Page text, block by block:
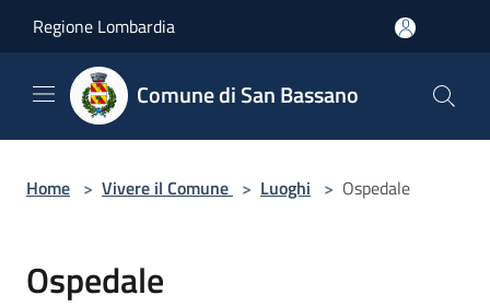
Regione Lombardia
Comune di San Bassano
Home > Vivere il Comune > Luoghi > Ospedale
Ospedale